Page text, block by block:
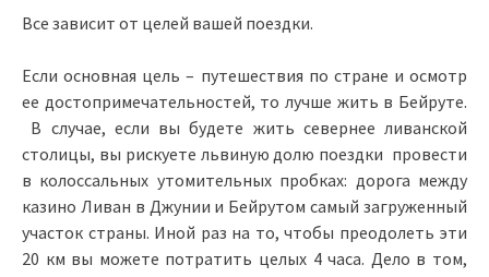
Все зависит от целей вашей поездки.
Если основная цель – путешествия по стране и осмотр
ее достопримечательностей, то лучше жить в Бейруте.
В случае, если вы будете жить севернее ливанской
столицы, вы рискуете львиную долю поездки провести
в колоссальных утомительных пробках: дорога между
казино Ливан в Джунии и Бейрутом самый загруженный
участок страны. Иной раз на то, чтобы преодолеть эти
20 км вы можете потратить целых 4 часа. Дело в том,